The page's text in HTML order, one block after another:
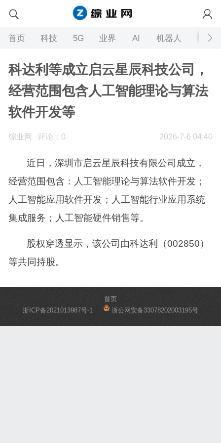
首页 科技 5G 业界 AI 机器人
科达利等成立启云星辰科技公司，
经营范围包含人工智能理论与算法
软件开发等
2026-7-6 04:40
综业网 评论：0
近日，深圳市启云星辰科技有限公司成立，
经营范围包含：人工智能理论与算法软件开发；
人工智能应用软件开发；人工智能行业应用系统
集成服务；人工智能硬件销售等。
股权穿透显示，该公司由科达利（002850）
等共同持股。
首页
浙ICP备2021013987号-1
浙公网安备33078202003195号